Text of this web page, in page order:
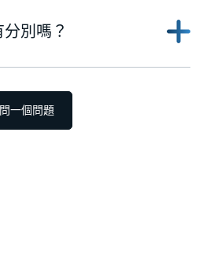
別嗎？
問一個問題